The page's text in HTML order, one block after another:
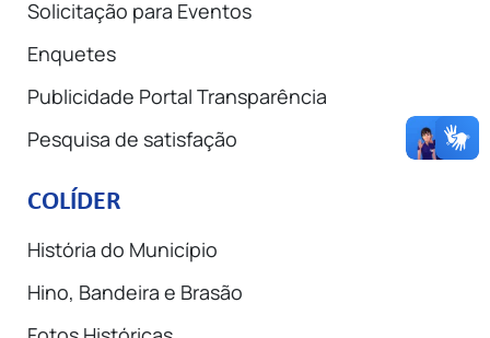
Solicitação para Eventos
Enquetes
Publicidade Portal Transparência
Pesquisa de satisfação
COLÍDER
História do Município
Hino, Bandeira e Brasão